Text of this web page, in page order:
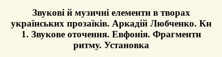
Звукові й музичні елементи в творах
українських прозаїків. Аркадій Любченко. Кн
1. Звукове оточення. Евфонія. Фрагменти
ритму. Установка